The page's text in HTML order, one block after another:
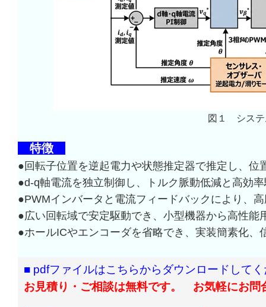
図１ システ
特徴
●回転子位置を逆起電力や状態推定器で推定し、位
●d-q軸電流を独立制御し、トルク脈動低減と高効
●PWMインバータと電流フィードバックにより、
●広い回転域で安定駆動でき、小型機器から高性能
●ホールICやエンコーダを省略でき、実装簡素化、
■ pdfファイルはこちらからダウンロードして
お見積り・ご相談は無料です。 お気軽にお問